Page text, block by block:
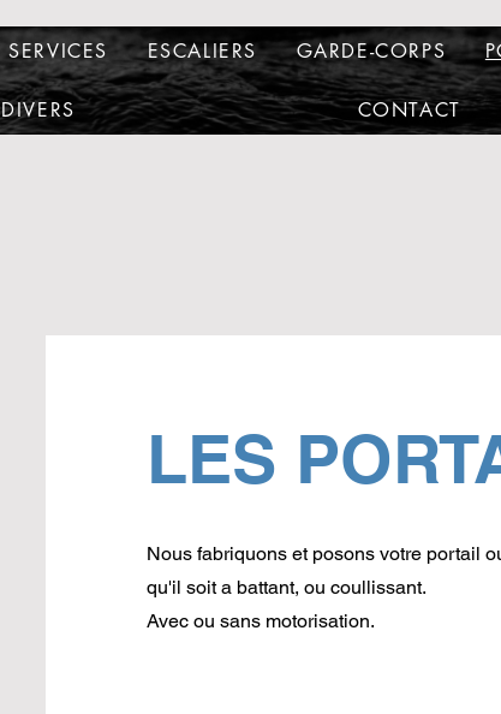
SERVICES ESCALIERS GARDE-CORPS
DIVERS CONTACT
LES
Nous fabriquons et posons votre portail
qu'il soit a battant, ou coullissant.
Avec ou sans motorisation.